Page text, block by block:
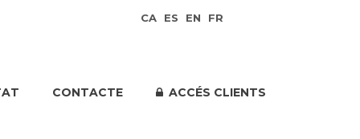
CA ES EN FR
CONTACTE ACCÉS CLIENTS